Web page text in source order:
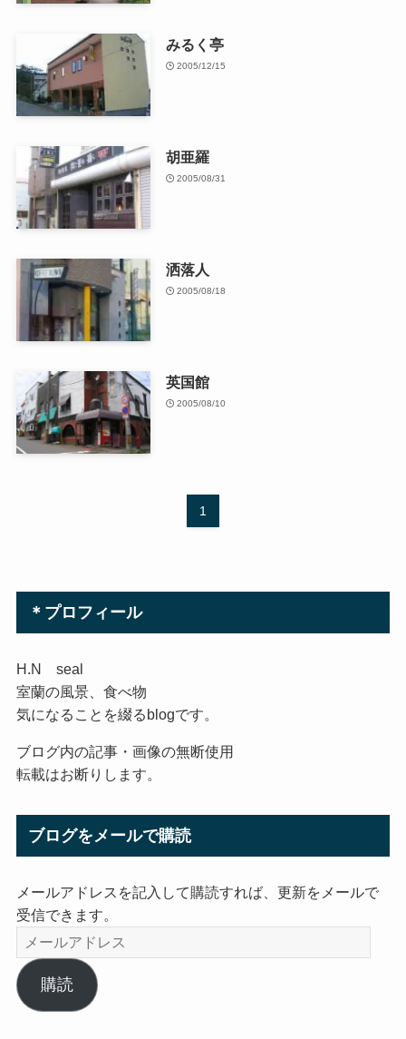
みるく亭
2005/12/15
胡亜羅
2005/08/31
洒落人
2005/08/18
英国館
2005/08/10
1
＊プロフィール
H.N seal
室蘭の風景、食べ物
気になることを綴るblogです。
ブログ内の記事・画像の無断使用
転載はお断りします。
ブログをメールで購読
メールアドレスを記入して購読すれば、更新をメールで
受信できます。
メ
ー
ル
ア
購読